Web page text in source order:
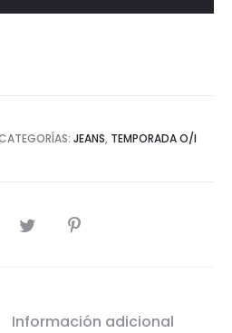
JEANS, TEMPORADA O/I
Información adicional